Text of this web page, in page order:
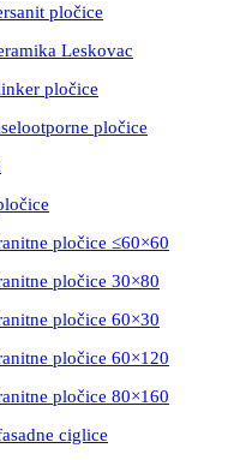
pločice
Leskovac
pločice
pločice
pločice ≤60×60
pločice 30×80
pločice 60×30
pločice 60×120
pločice 80×160
ciglice